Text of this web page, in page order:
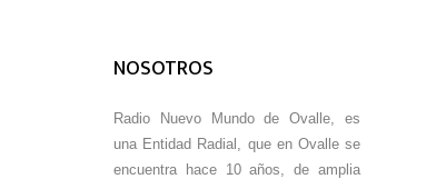
NOSOTROS
Radio Nuevo Mundo de Ovalle, es
una Entidad Radial, que en Ovalle se
encuentra hace 10 años, de amplia